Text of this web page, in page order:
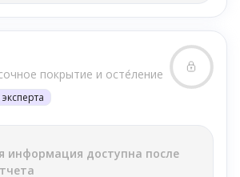
покрытие и осте́ление
информация доступна после